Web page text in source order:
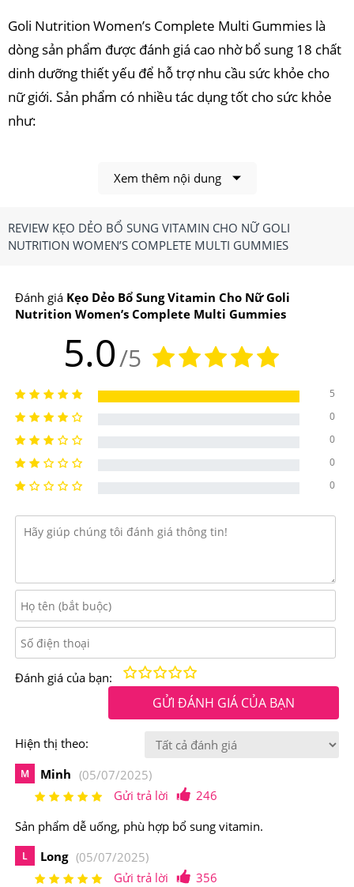
Goli Nutrition Women’s Complete Multi Gummies là
dòng sản phẩm được đánh giá cao nhờ bổ sung 18 chất
dinh dưỡng thiết yếu để hỗ trợ nhu cầu sức khỏe cho
nữ giới. Sản phẩm có nhiều tác dụng tốt cho sức khỏe
như:
cho cơ thể, để tăng cường sức đề kháng và hệ miễn
-Hỗ trợ cho mái tóc, làn da và móng tay khỏe mạnh.
-Cải thiện các triệu chứng liên quan đến tim mạch và
huyết áp.
-Giúp cho xương và răng chắc khỏe, duy trì sức mạnh
-Tăng cường thị lực với thành phần Vitamin A
-Trung hòa gốc tự do và có tác dụng tăng cường sức
khỏe toàn diện cho cơ thể.
2.Kẹo Dẻo Bổ Sung Vitamin Cho Nữ Goli
Nutrition Women’s Complete Multi Gummies
Xem thêm nội dung
REVIEW KẸO DẺO BỔ SUNG VITAMIN CHO NỮ GOLI
NUTRITION WOMEN’S COMPLETE MULTI GUMMIES
Đánh giá Kẹo Dẻo Bổ Sung Vitamin Cho Nữ Goli
Nutrition Women’s Complete Multi Gummies
5.0/5
5
0
0
0
0
Đánh giá của bạn: Tuyệt vời!
Rất tốt
Trung bình
Fair
Kém
GỬI ĐÁNH GIÁ CỦA BẠN
Hiện thị theo:
M Minh (05/07/2025)
Gửi trả lời
246
Sản phẩm dễ uống, phù hợp bổ sung vitamin.
L Long (05/07/2025)
Gửi trả lời
356